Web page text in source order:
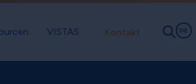
DE
VISTAS Kontakt